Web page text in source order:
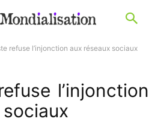
refuse l’injonction aux réseaux sociaux
l’injonction